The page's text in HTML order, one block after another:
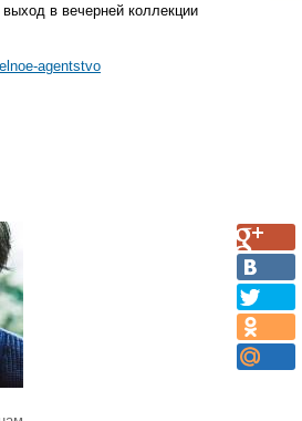
в вечерней коллекции
agentstvo